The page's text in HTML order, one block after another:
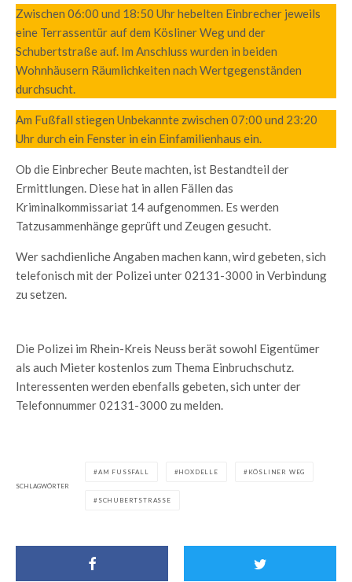
Zwischen 06:00 und 18:50 Uhr hebelten Einbrecher jeweils
eine Terrassentür auf dem Kösliner Weg und der
Schubertstraße auf. Im Anschluss wurden in beiden
Wohnhäusern Räumlichkeiten nach Wertgegenständen
durchsucht.
Am Fußfall stiegen Unbekannte zwischen 07:00 und 23:20
Uhr durch ein Fenster in ein Einfamilienhaus ein.
Ob die Einbrecher Beute machten, ist Bestandteil der
Ermittlungen. Diese hat in allen Fällen das
Kriminalkommissariat 14 aufgenommen. Es werden
Tatzusammenhänge geprüft und Zeugen gesucht.
Wer sachdienliche Angaben machen kann, wird gebeten, sich
telefonisch mit der Polizei unter 02131-3000 in Verbindung
zu setzen.
Die Polizei im Rhein-Kreis Neuss berät sowohl Eigentümer
als auch Mieter kostenlos zum Thema Einbruchschutz.
Interessenten werden ebenfalls gebeten, sich unter der
Telefonnummer 02131-3000 zu melden.
SCHLAGWÖRTER
AM FUSSFALL HOXDELLE KÖSLINER WEG
SCHUBERTSTRASSE